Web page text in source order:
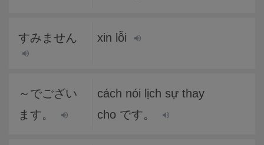
すみません xin lỗi
～でござい
ます。
cách nói lịch sự thay
cho です。